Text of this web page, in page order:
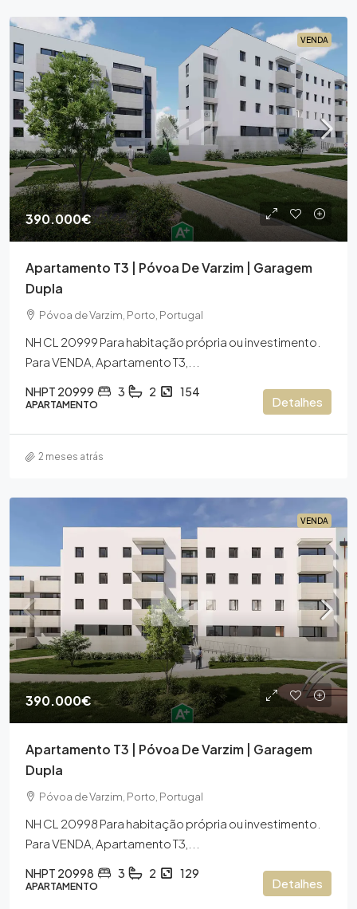
VENDA
390.000€
Apartamento T3 | Póvoa De Varzim | Garagem
Dupla
Póvoa de Varzim, Porto, Portugal
NH CL 20999 Para habitação própria ou investimento.
Para VENDA, Apartamento T3,...
NHPT 20999 3 2 154
APARTAMENTO Detalhes
2 meses atrás
VENDA
390.000€
Apartamento T3 | Póvoa De Varzim | Garagem
Dupla
Póvoa de Varzim, Porto, Portugal
NH CL 20998 Para habitação própria ou investimento.
Para VENDA, Apartamento T3,...
NHPT 20998 3 2 129
APARTAMENTO Detalhes